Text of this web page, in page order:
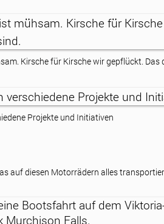
Kirsche für Kirsche wir gepflückt.
Projekte und Initiativen
auf diesen Motorrädern alles